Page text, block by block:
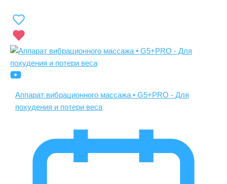
Аппарат вибрационного массажа • G5+PRO - Для
похудения и потери веса